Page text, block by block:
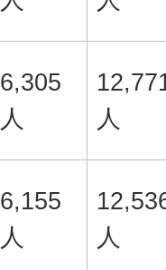
6,305
人
人
6,155
人
人